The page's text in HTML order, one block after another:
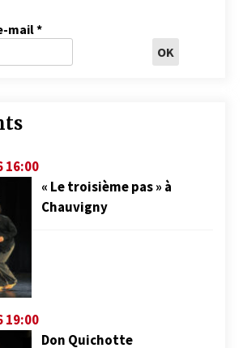
mail*
16:00
« Le troisième pas » à
Chauvigny
19:00
Don Quichotte